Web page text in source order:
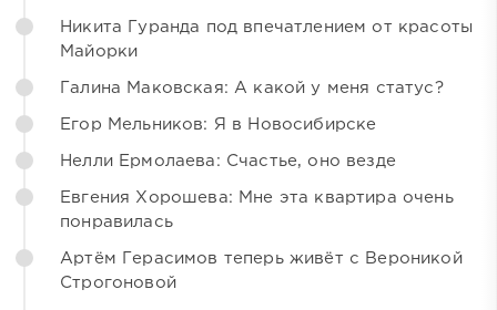
Никита Гуранда под впечатлением от красоты
Майорки
Галина Маковская: А какой у меня статус?
Егор Мельников: Я в Новосибирске
Нелли Ермолаева: Счастье, оно везде
Евгения Хорошева: Мне эта квартира очень
понравилась
Артём Герасимов теперь живёт с Вероникой
Строгоновой